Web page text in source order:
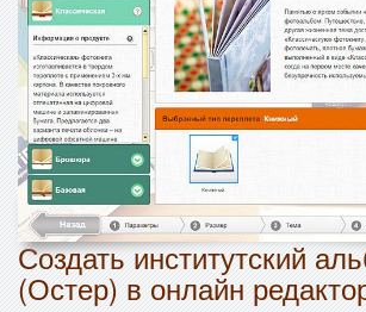
Создать институтский
(Остер) в онлайн